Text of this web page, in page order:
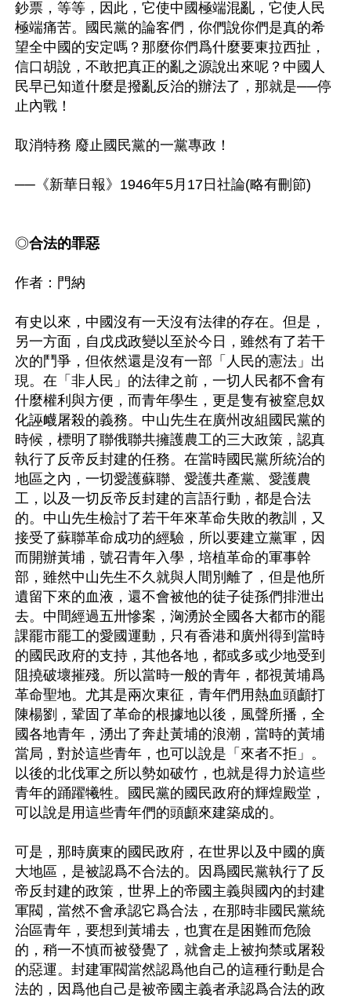
鈔票，等等，因此，它使中國極端混亂，它使人民
極端痛苦。國民黨的論客們，你們說你們是真的希
望全中國的安定嗎？那麼你們爲什麼要東拉西扯，
信口胡說，不敢把真正的亂之源說出來呢？中國人
民早已知道什麼是撥亂反治的辦法了，那就是──停
止內戰！
取消特務 廢止國民黨的一黨專政！
──《新華日報》1946年5月17日社論(略有刪節)
◎合法的罪惡
作者：門納
有史以來，中國沒有一天沒有法律的存在。但是，
另一方面，自戊戌政變以至於今日，雖然有了若干
次的鬥爭，但依然還是沒有一部「人民的憲法」出
現。在「非人民」的法律之前，一切人民都不會有
什麼權利與方便，而青年學生，更是隻有被窒息奴
化誣衊屠殺的義務。中山先生在廣州改組國民黨的
時候，標明了聯俄聯共擁護農工的三大政策，認真
執行了反帝反封建的任務。在當時國民黨所統治的
地區之內，一切愛護蘇聯、愛護共產黨、愛護農
工，以及一切反帝反封建的言語行動，都是合法
的。中山先生檢討了若干年來革命失敗的教訓，又
接受了蘇聯革命成功的經驗，所以要建立黨軍，因
而開辦黃埔，號召青年入學，培植革命的軍事幹
部，雖然中山先生不久就與人間別離了，但是他所
遺留下來的血液，還不會被他的徒子徒孫們排泄出
去。中間經過五卅慘案，洶湧於全國各大都市的罷
課罷市罷工的愛國運動，只有香港和廣州得到當時
的國民政府的支持，其他各地，都或多或少地受到
阻撓破壞摧殘。所以當時一般的青年，都視黃埔爲
革命聖地。尤其是兩次東征，青年們用熱血頭顱打
陳楊劉，鞏固了革命的根據地以後，風聲所播，全
國各地青年，湧出了奔赴黃埔的浪潮，當時的黃埔
當局，對於這些青年，也可以說是「來者不拒」。
以後的北伐軍之所以勢如破竹，也就是得力於這些
青年的踊躍犧牲。國民黨的國民政府的輝煌殿堂，
可以說是用這些青年們的頭顱來建築成的。
可是，那時廣東的國民政府，在世界以及中國的廣
大地區，是被認爲不合法的。因爲國民黨執行了反
帝反封建的政策，世界上的帝國主義與國內的封建
軍閥，當然不會承認它爲合法，在那時非國民黨統
治區青年，要想到黃埔去，也實在是困難而危險
的，稍一不慎而被發覺了，就會走上被拘禁或屠殺
的惡運。封建軍閥當然認爲他自己的這種行動是合
法的，因爲他自己是被帝國主義者承認爲合法的政